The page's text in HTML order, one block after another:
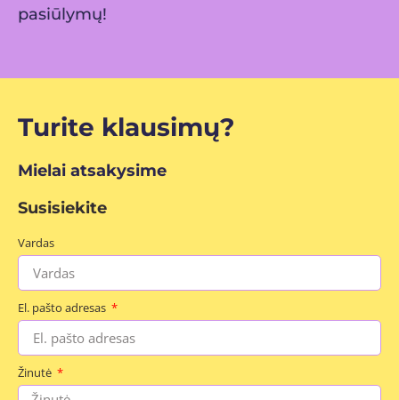
pasiūlymų!
Turite klausimų?
Mielai atsakysime
Susisiekite
Vardas
El. pašto adresas
Žinutė